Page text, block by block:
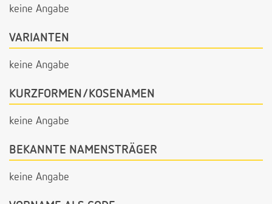
keine Angabe
VARIANTEN
keine Angabe
KURZFORMEN/KOSENAMEN
keine Angabe
BEKANNTE NAMENSTRÄGER
keine Angabe